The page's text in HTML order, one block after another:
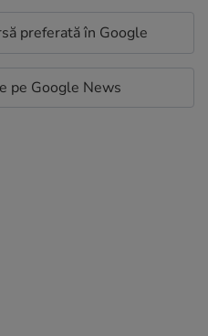
preferată în Google
pe Google News